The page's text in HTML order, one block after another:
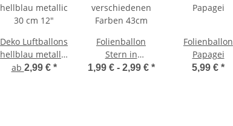
Deko Luftballons
hellblau metallic
30 cm 12"
ab 2,99 € *
Folienballon
Stern in
verschiedenen
1,99 € - 2,99 € *
Folienballon
Papagei
5,99 € *